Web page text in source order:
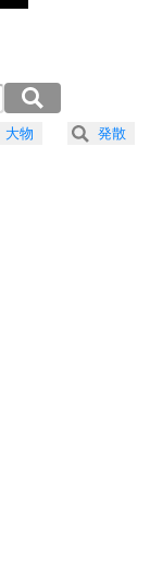
で表現する。
大物 発散